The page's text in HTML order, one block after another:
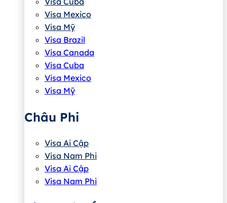
Visa Mexico
Visa Mỹ
Visa Brazil
Visa Canada
Visa Cuba
Visa Mexico
Visa Mỹ
Châu Phi
Visa Ai Cập
Visa Nam Phi
Visa Ai Cập
Visa Nam Phi